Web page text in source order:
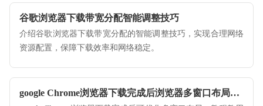
谷歌浏览器下载带宽分配智能调整技巧
介绍谷歌浏览器下载带宽分配的智能调整技巧，实现合理网络
资源配置，保障下载效率和网络稳定。
google Chrome浏览器下载完成后浏览器多窗口布局优化